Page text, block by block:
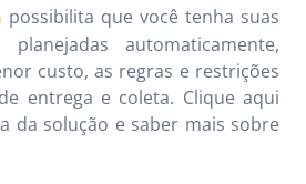
possibilita que você tenha suas
automaticamente,
custo, as regras e restrições
entrega e coleta. Clique aqui
da solução e saber mais sobre